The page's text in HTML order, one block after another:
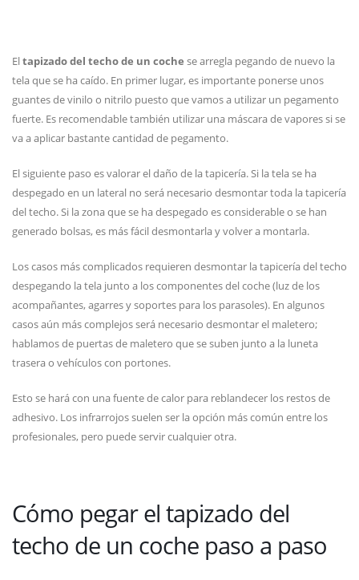
Eltapizado del techo de un coche se arregla pegando de nuevo la
tela que se ha caído. En primer lugar, es importante ponerse unos
guantes de vinilo o nitrilo puesto que vamos a utilizar un pegamento
fuerte. Es recomendable también utilizar una máscara de vapores si se
va a aplicar bastante cantidad de pegamento.
El siguiente paso es valorar el daño de la tapicería. Si la tela se ha
despegado en un lateral no será necesario desmontar toda la tapicería
del techo. Si la zona que se ha despegado es considerable o se han
generado bolsas, es más fácil desmontarla y volver a montarla.
Los casos más complicados requieren desmontar la tapicería del techo
despegando la tela junto a los componentes del coche (luz de los
acompañantes, agarres y soportes para los parasoles). En algunos
casos aún más complejos será necesario desmontar el maletero;
hablamos de puertas de maletero que se suben junto a la luneta
trasera o vehículos con portones.
Esto se hará con una fuente de calor para reblandecer los restos de
adhesivo. Los infrarrojos suelen ser la opción más común entre los
profesionales, pero puede servir cualquier otra.
Cómo pegar el tapizado del
techo de un coche paso a paso